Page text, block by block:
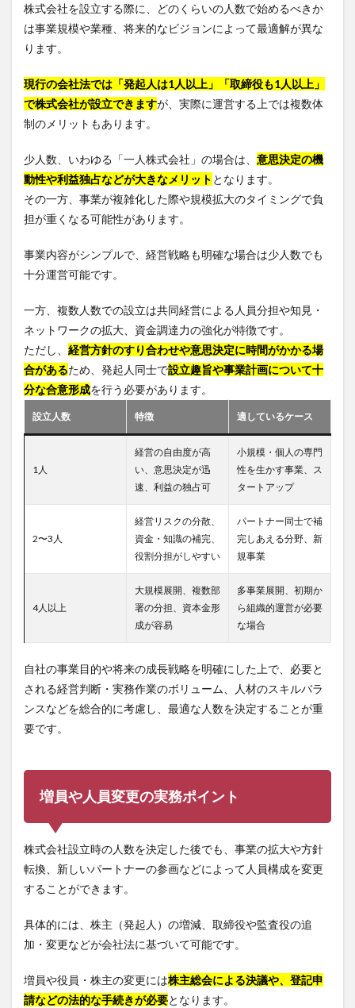
株式会社を設立する際に、どのくらいの人数で始めるべきか
は事業規模や業種、将来的なビジョンによって最適解が異な
ります。
現行の会社法では「発起人は1人以上」「取締役も1人以上」
で株式会社が設立できますが、実際に運営する上では複数体
制のメリットもあります。
少人数、いわゆる「一人株式会社」の場合は、 意思決定の機
動性や利益独占などが大きなメリット となります。
その一方、事業が複雑化した際や規模拡大のタイミングで負
担が重くなる可能性があります。
事業内容がシンプルで、経営戦略も明確な場合は少人数でも
十分運営可能です。
一方、複数人数での設立は共同経営による人員分担や知見・
ネットワークの拡大、資金調達力の強化が特徴です。
ただし、 経営方針のすり合わせや意思決定に時間がかかる場
合があるため、発起人同士で設立趣旨や事業計画について十
分な合意形成を行う必要があります。
設立人数 特徴 適しているケース
1人
経営の自由度が高
い、意思決定が迅
速、利益の独占可
小規模・個人の専門
性を生かす事業、ス
タートアップ
2〜3人
経営リスクの分散、
資金・知識の補完、
役割分担がしやすい
パートナー同士で補
完しあえる分野、新
規事業
4人以上
大規模展開、複数部
署の分担、資本金形
成が容易
多事業展開、初期か
ら組織的運営が必要
な場合
自社の事業目的や将来の成長戦略を明確にした上で、必要と
される経営判断・実務作業のボリューム、人材のスキルバラ
ンスなどを総合的に考慮し、最適な人数を決定することが重
要です。
増員や人員変更の実務ポイント
株式会社設立時の人数を決定した後でも、事業の拡大や方針
転換、新しいパートナーの参画などによって人員構成を変更
することができます。
具体的には、株主（発起人）の増減、取締役や監査役の追
加・変更などが会社法に基づいて可能です。
増員や役員・株主の変更には株主総会による決議や、登記申
請などの法的な手続きが必要となります。